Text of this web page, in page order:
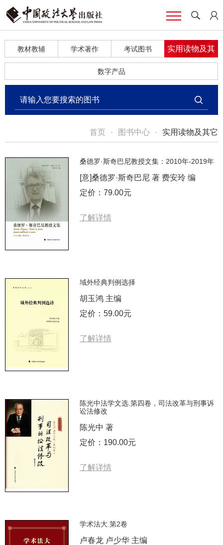
教材教辅 学术著作 考试图书 实用读物及其
数字产品
首页 · 图书中心 · 实用读物及其它
桑德罗·斯奇巴尼教授文集：2010年-2019年
[意]桑德罗·斯奇巴尼 著 费安玲 编
定价：79.00元
了解详情
域外经典判例选择
胡玉鸿 主编
定价：59.00元
了解详情
陈光中法学文选.第四卷，司法改革与刑事诉
讼法修改
陈光中 著
定价：190.00元
了解详情
学术法大.第2卷
卢春龙 卢少华 主编